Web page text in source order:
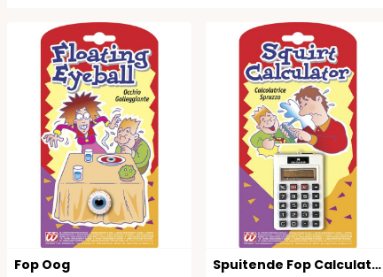
Fop Oog Spuitende Fop Calculator